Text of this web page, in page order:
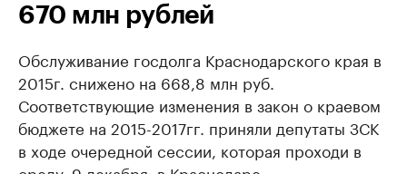
670 млн рублей
Обслуживание госдолга Краснодарского края в
2015г. снижено на 668,8 млн руб.
Соответствующие изменения в закон о краевом
бюджете на 2015-2017гг. приняли депутаты ЗСК
в ходе очередной сессии, которая проходи в